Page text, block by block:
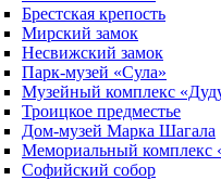
Брестская крепость
Мирский замок
Несвижский замок
Парк-музей «Сула»
Музейный комплекс
Троицкое предместье
Дом-музей Марка Шагала
Мемориальный комплекс
Софийский собор